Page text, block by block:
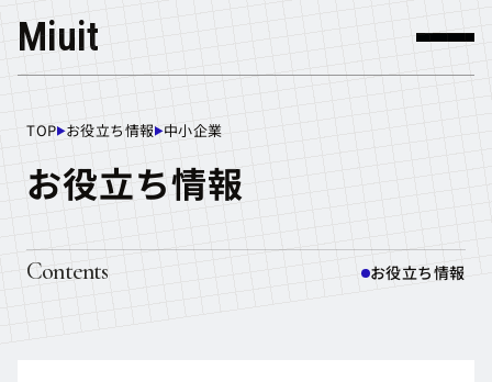
Miuit
TOP お役立ち情報 中小企業
お役立ち情報
Contents お役立ち情報